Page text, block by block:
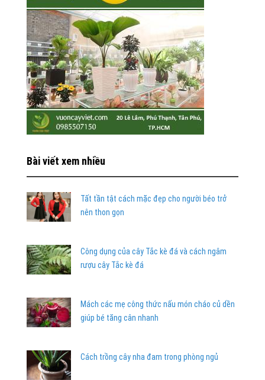
Bài viết xem nhiều
Tất tần tật cách mặc đẹp cho người béo trở
nên thon gọn
Công dụng của cây Tắc kè đá và cách ngâm
rượu cây Tắc kè đá
Mách các mẹ công thức nấu món cháo củ dền
giúp bé tăng cân nhanh
Cách trồng cây nha đam trong phòng ngủ